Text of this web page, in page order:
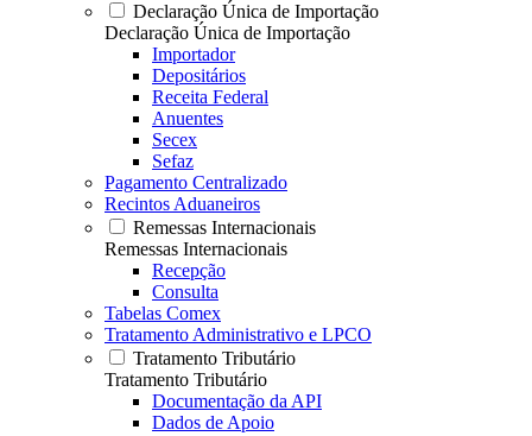
Declaração Única de Importação
Declaração Única de Importação
Importador
Depositários
Receita Federal
Anuentes
Secex
Sefaz
Pagamento Centralizado
Recintos Aduaneiros
Remessas Internacionais
Remessas Internacionais
Recepção
Consulta
Tabelas Comex
Tratamento Administrativo e LPCO
Tratamento Tributário
Tratamento Tributário
Documentação da API
Dados de Apoio